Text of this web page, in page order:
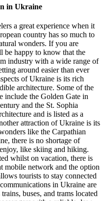
in Ukraine
a great experience when it
country has so much to
wonders. If you are
happy to know that the
industry with a wide range of
around easier than ever
of Ukraine is its rich
architecture. Some of the
include the Golden Gate in
and the St. Sophia
and is listed as a
attraction of Ukraine is its
like the Carpathian
there is no shortage of
like skiing and hiking.
whilst on vacation, there is
mobile network and the option
tourists to stay connected
in Ukraine are
buses, and trams located